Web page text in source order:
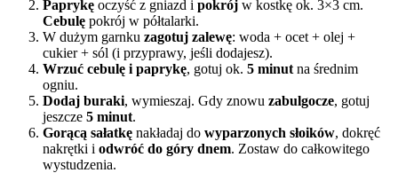
Paprykę oczyść z gniazd i pokrój w kostkę ok. 3×3 cm.
Cebulę pokrój w półtalarki.
W dużym garnku zagotuj zalewę: woda + ocet + olej +
cukier + sól (i przyprawy, jeśli dodajesz).
Wrzuć cebulę i paprykę, gotuj ok. 5 minut na średnim
ogniu.
Dodaj buraki, wymieszaj. Gdy znowu zabulgocze, gotuj
jeszcze 5 minut.
Gorącą sałatkę nakładaj do wyparzonych słoików, dokręć
nakrętki i odwróć do góry dnem. Zostaw do całkowitego
wystudzenia.